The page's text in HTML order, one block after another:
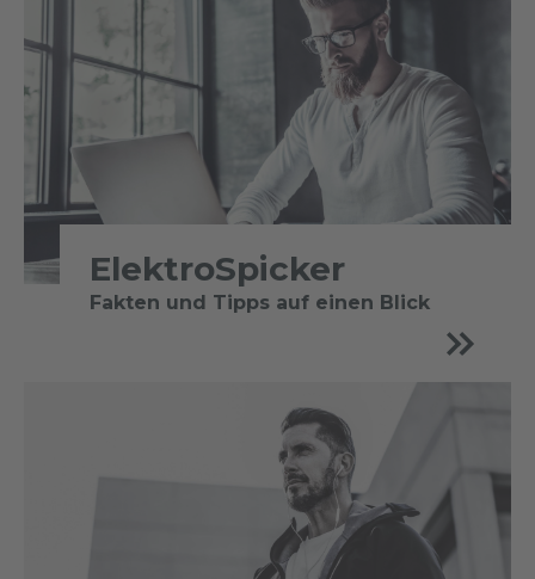
ElektroSpicker
Fakten und Tipps auf einen Blick